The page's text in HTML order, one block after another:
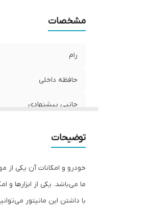
مشخصات
رام
حافظه داخلی
جانبی پیشنهادی
توضیحات
خودرو و امکانات آن یکی از
ما می‌باشد. یکی از ابزارها
با داشتن این مانیتور